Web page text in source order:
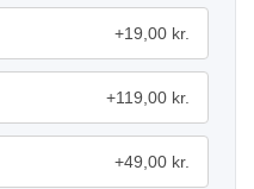
+19,00 kr.
+119,00 kr.
+49,00 kr.